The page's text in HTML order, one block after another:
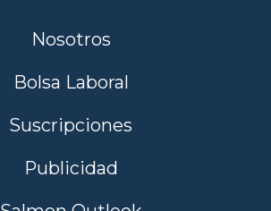
Nosotros
Bolsa Laboral
Suscripciones
Publicidad